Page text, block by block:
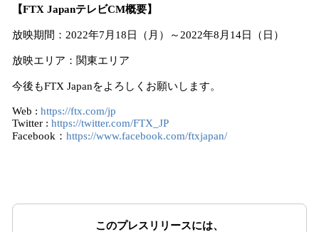
【FTX JapanテレビCM概要】
放映期間：2022年7月18日（月）～2022年8月14日（日）
放映エリア：関東エリア
今後もFTX Japanをよろしくお願いします。
Web : https://ftx.com/jp
Twitter : https://twitter.com/FTX_JP
Facebook： https://www.facebook.com/ftxjapan/
このプレスリリースには、